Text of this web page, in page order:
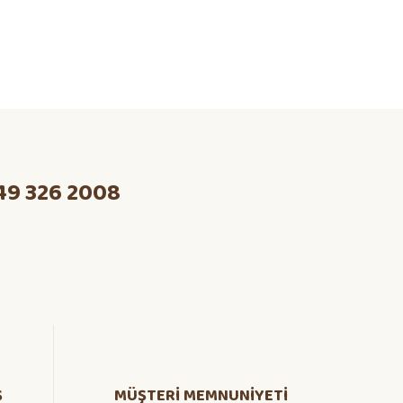
326 2008
MÜŞTERİ MEMNUNİYETİ